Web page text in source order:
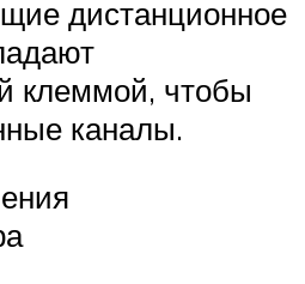
дистанционное
клеммой, чтобы
каналы.